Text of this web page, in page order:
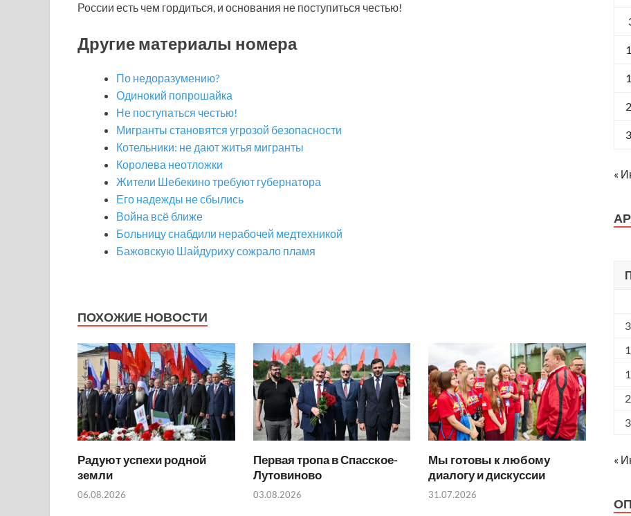
России есть чем гордиться, и основания не поступиться честью!
Другие материалы номера
По недоразумению?
Одинокий попрошайка
Не поступаться честью!
Мигранты становятся угрозой безопасности
Котельники: не дают житья мигранты
Королева неотложки
Жители Шебекино требуют губернатора
Его надежды не сбылись
Война всё ближе
Больницу снабдили нерабочей медтехникой
Бажовскую Шайдуриху сожрало пламя
ПОХОЖИЕ НОВОСТИ
Радуют успехи родной
земли
06.08.2026
Первая тропа в Спасское-
Лутовиново
03.08.2026
Мы готовы к любому
диалогу и дискуссии
31.07.2026
«
3
«